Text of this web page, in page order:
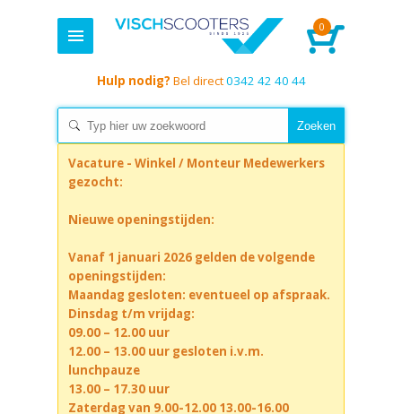
0
Hulp nodig? Bel direct0342 42 40 44
Vacature - Winkel / Monteur Medewerkers
gezocht:
Nieuwe openingstijden:
Vanaf 1 januari 2026 gelden de volgende
openingstijden:
Maandag gesloten: eventueel op afspraak.
Dinsdag t/m vrijdag:
09.00 – 12.00 uur
12.00 – 13.00 uur gesloten i.v.m.
lunchpauze
13.00 – 17.30 uur
Zaterdag van 9.00-12.00 13.00-16.00